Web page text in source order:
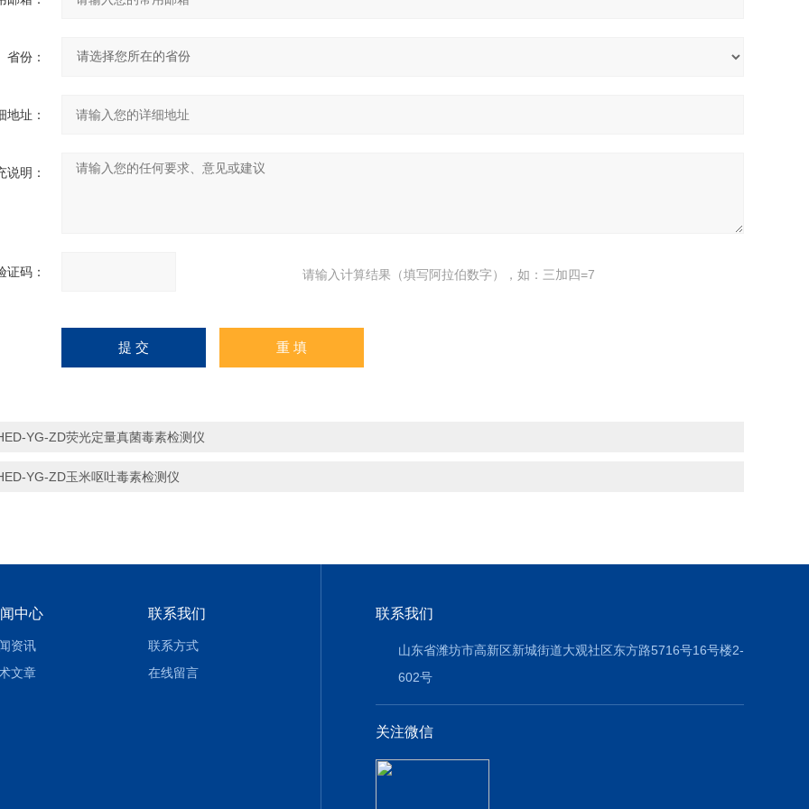
省份：
地址：
说明：
证码： 请输入计算结果（填写阿拉伯数字），如：三加四=7
YG-ZD荧光定量真菌毒素检测仪
YG-ZD玉米呕吐毒素检测仪
中心
资讯
文章
联系我们
联系方式
在线留言
联系我们
山东省潍坊市高新区新城街道大观社区东方路5716号16号楼2-
602号
关注微信